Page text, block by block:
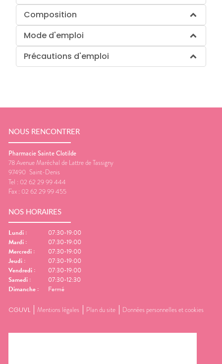
Composition
Mode d'emploi
Précautions d'emploi
NOUS RENCONTRER
Pharmacie Sainte Clotilde
78 Avenue Maréchal de Lattre de Tassigny
97490 Saint-Denis
Tel : 02 62 29 99 444
Fax : 02 62 29 99 455
NOS HORAIRES
Lundi :
07:30-19:00
Mardi :
07:30-19:00
Mercredi :
07:30-19:00
Jeudi :
07:30-19:00
Vendredi :
07:30-19:00
Samedi :
07:30-12:30
Dimanche : Fermé
CGUVL Mentions légales Plan du site Données personnelles et cookies